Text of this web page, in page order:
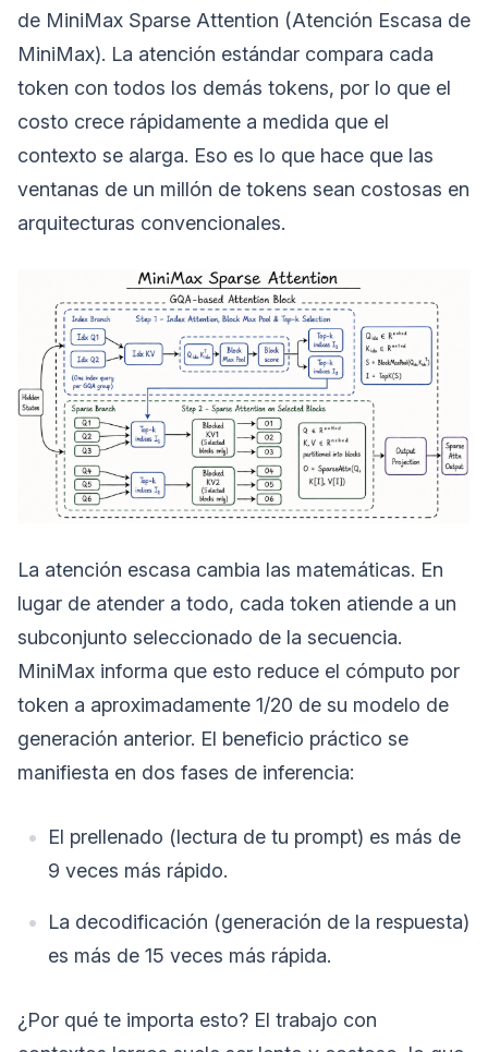
de MiniMax Sparse Attention (Atención Escasa de
MiniMax). La atención estándar compara cada
token con todos los demás tokens, por lo que el
costo crece rápidamente a medida que el
contexto se alarga. Eso es lo que hace que las
ventanas de un millón de tokens sean costosas en
arquitecturas convencionales.
La atención escasa cambia las matemáticas. En
lugar de atender a todo, cada token atiende a un
subconjunto seleccionado de la secuencia.
MiniMax informa que esto reduce el cómputo por
token a aproximadamente 1/20 de su modelo de
generación anterior. El beneficio práctico se
manifiesta en dos fases de inferencia:
El prellenado (lectura de tu prompt) es más de
9 veces más rápido.
La decodificación (generación de la respuesta)
es más de 15 veces más rápida.
¿Por qué te importa esto? El trabajo con